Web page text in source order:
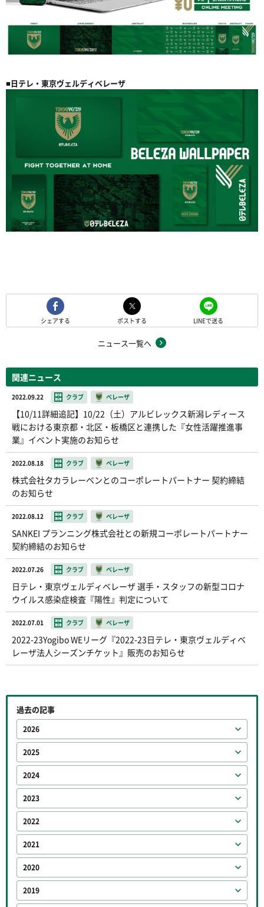
■日テレ・東京ヴェルディベレーザ
シェアする ポストする LINEで送る
ニュース一覧へ
関連ニュース
2022.09.22 クラブ ベレーザ
【10/11詳細追記】10/22（土）アルビレックス新潟レディース
戦における東京都・北区・板橋区と連携した『女性活躍推進事
業』イベント実施のお知らせ
2022.08.18 クラブ ベレーザ
株式会社タカラレーベンとのコーポレートパートナー 契約締結
のお知らせ
2022.08.12 クラブ ベレーザ
SANKEI プランニング株式会社との新規コーポレートパートナー
契約締結のお知らせ
2022.07.26 クラブ ベレーザ
日テレ・東京ヴェルディベレーザ 選手・スタッフの新型コロナ
ウイルス感染症検査『陽性』判定について
2022.07.01 クラブ ベレーザ
2022-23Yogibo WEリーグ『2022-23日テレ・東京ヴェルディベ
レーザ法人シーズンチケット』販売のお知らせ
過去の記事
2026
2025
2024
2023
2022
2021
2020
2019